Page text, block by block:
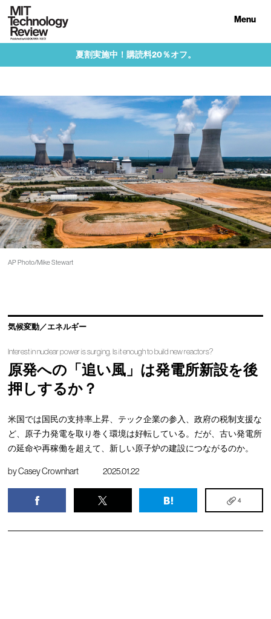
Menu
夏割実施中！購読料20％オフ。
AP Photo/Mike Stewart
気候変動／エネルギー
Interest in nuclear power is surging. Is it enough to build new reactors?
原発への「追い風」は発電所新設を後
押しするか？
米国では国民の支持率上昇、テック企業の参入、政府の税制支援な
ど、原子力発電を取り巻く環境は好転している。だが、古い発電所
の延命や再稼働を超えて、新しい原子炉の建設につながるのか。
byCasey Crownhart 2025.01.22
4